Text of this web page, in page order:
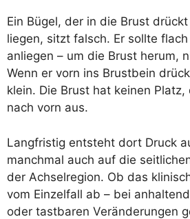
Ein Bügel, der in die Brust
liegen, sitzt falsch. Er sollte
anliegen – um die Brust herum,
Wenn er vorn ins Brustbein
klein. Die Brust hat keinen
nach vorn aus.
Langfristig entsteht dort Druck
manchmal auch auf die
der Achselregion. Ob das
vom Einzelfall ab – bei
oder tastbaren Veränderungen